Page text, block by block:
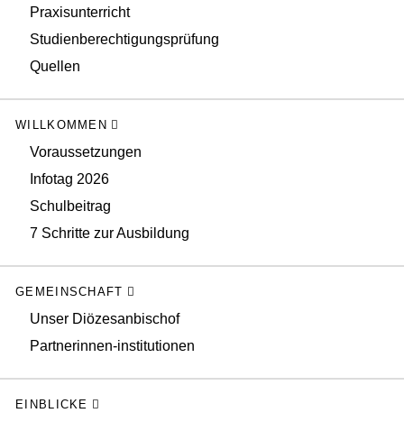
Praxisunterricht
Studienberechtigungsprüfung
Quellen
WILLKOMMEN
Voraussetzungen
Infotag 2026
Schulbeitrag
7 Schritte zur Ausbildung
GEMEINSCHAFT
Unser Diözesanbischof
Partnerinnen-institutionen
EINBLICKE